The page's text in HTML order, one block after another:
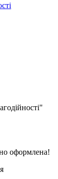
оформлена!